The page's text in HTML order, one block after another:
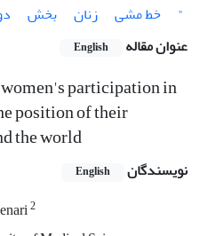
"
خط‌ مشی زنان بخش
عنوان مقاله
English
participation in
position of their
the world
نویسندگان English
2